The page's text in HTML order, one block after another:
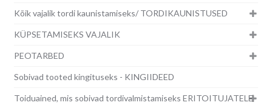
Kõik vajalik tordi kaunistamiseks/ TORDIKAUNISTUSED
KÜPSETAMISEKS VAJALIK
PEOTARBED
Sobivad tooted kingituseks - KINGIIDEED
Toiduained, mis sobivad tordivalmistamiseks ERITOITUJATELE